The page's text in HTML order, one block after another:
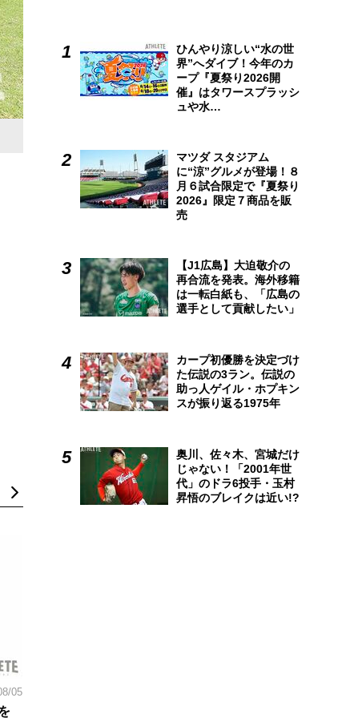
記事に加え、入団者募集ページや対戦相手を探す試合マッ
https://jhb-magazine.com/
05
ひんやり涼しい“水の世
界”へダイブ！今年のカ
ープ『夏祭り2026開
催』はタワースプラッシ
ュや水…
マツダ スタジアム
に“涼”グルメが登場！８
月６試合限定で『夏祭り
2026』限定７商品を販
売
【J1広島】大迫敬介の
再合流を発表。海外移籍
は一転白紙も、「広島の
選手として貢献したい」
カープ初優勝を決定づけ
た伝説の3ラン。伝説の
助っ人ゲイル・ホプキン
スが振り返る1975年
奥川、佐々木、宮城だけ
じゃない！「2001年世
代」のドラ6投手・玉村
昇悟のブレイクは近い!?